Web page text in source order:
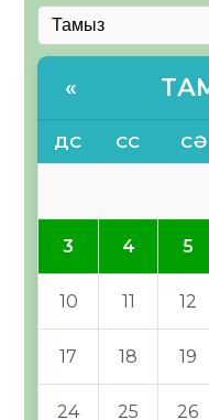
«
ДС СС СӘ
3 4 5
10 11 12
17 18 19
24 25 26